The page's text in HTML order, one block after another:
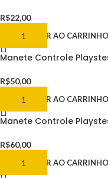
R$22,00
ADICIONAR AO CARRINHO
Manete Controle
R$50,00
ADICIONAR AO CARRINHO
Manete Controle
R$60,00
ADICIONAR AO CARRINHO